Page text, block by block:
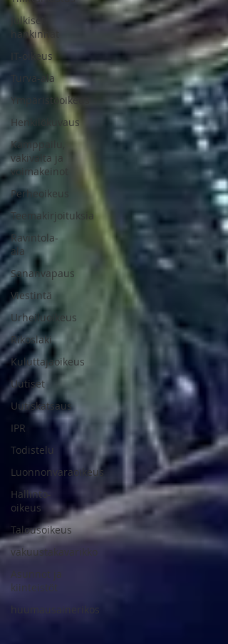
Julkiset
hankinnat
IT-oikeus
Turva-ala
Ympäristöoikeus
Henkilökuvaus
Kamppailu,
väkivalta ja
voimakeinot
Perheoikeus
Teemakirjoituksia
Ravintola-
ala
Sananvapaus
Viestintä
Urheiluoikeus
Rikoslaki
Kuluttajaoikeus
Uutiset
Uutiskatsaus
IPR
Todistelu
Luonnonvaraoikeus
Hallinto-
oikeus
Talousoikeus
vakuustakavarikko
Asunnot ja
kiinteistöt
huumausainerikos